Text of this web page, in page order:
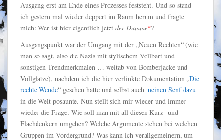
Ausgang erst am Ende eines Prozesses feststeht. Und so stand
ich gestern mal wieder deppert im Raum herum und fragte
mich: Wer ist hier eigentlich jetzt der Dumme*?
Ausgangspunkt war der Umgang mit der „Neuen Rechten“ (wie
man so sagt, also die Nazis mit stylischem Vollbart und
sonstigen Trendmerkmalen … weitab von Bomberjacke und
Vollglatze), nachdem ich die hier verlinkte Dokumentation „Die
rechte Wende“ gesehen hatte und selbst auch meinen Senf dazu
in die Welt posaunte. Nun stellt sich mir wieder und immer
wieder die Frage: Wie soll man mit all diesen Kurz- und
Flachdenkern umgehen? Welche Argumente stehen bei welchen
Gruppen im Vordergrund? Was kann ich verallgemeinern, um